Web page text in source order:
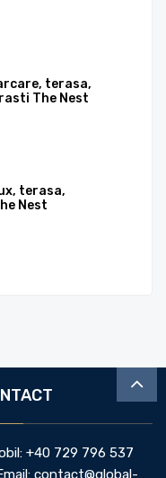
terasa,
The Nest
terasa,
Nest
+40 729 796 537
contact@global-